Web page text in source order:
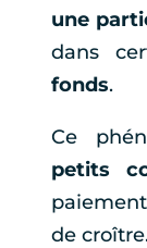
une
dans
fonds.
Ce
petits
de